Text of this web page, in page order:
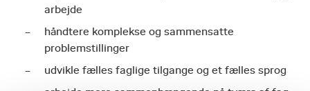
arbejde
håndtere komplekse og sammensatte
problemstillinger
udvikle fælles faglige tilgange og et fælles sprog